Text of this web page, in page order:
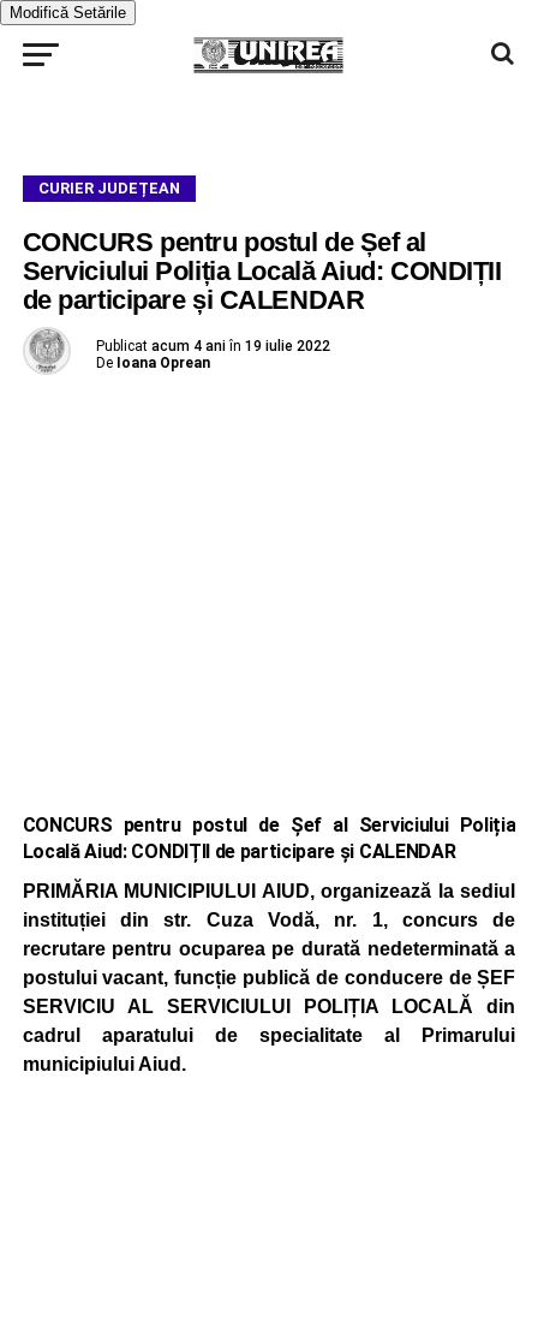
Modifică Setările
CURIER JUDEȚEAN
CONCURS pentru postul de Șef al
Serviciului Poliția Locală Aiud: CONDIȚII
de participare și CALENDAR
Publicat acum 4 ani în 19 iulie 2022
De Ioana Oprean
CONCURS pentru postul de Șef al Serviciului Poliția
Locală Aiud: CONDIȚII de participare și CALENDAR
PRIMĂRIA MUNICIPIULUI AIUD, organizează la sediul
instituției din str. Cuza Vodă, nr. 1, concurs de
recrutare pentru ocuparea pe durată nedeterminată a
postului vacant, funcție publică de conducere de ȘEF
SERVICIU AL SERVICIULUI POLIȚIA LOCALĂ din
cadrul aparatului de specialitate al Primarului
municipiului Aiud.